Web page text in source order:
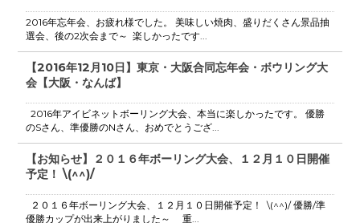
2016年忘年会、お疲れ様でした。 美味しい焼肉、盛りだくさん景品抽
選会、後の2次会まで～ 楽しかったです...
【2016年12月10日】東京・大阪合同忘年会・ボウリング大
会【大阪・なんば】
2016年アイビネットボーリング大会、本当に楽しかったです。 優勝
のSさん、準優勝のNさん、おめでとうござ...
【お知らせ】２０１６年ボーリング大会、１２月１０日開催
予定！ \(^^)/
２０１６年ボーリング大会、１２月１０日開催予定！ \(^^)/ 優勝/準
優勝カップが出来上がりました～ 重...